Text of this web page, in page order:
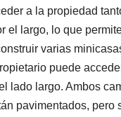
a la propiedad
el largo, lo que
varias
puede
lado largo. Ambos
pavimentados, pero